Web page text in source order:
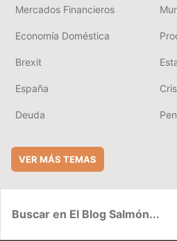
Mercados Financieros
Economía Doméstica
Brexit
España
Deuda
VER MÁS TEMAS